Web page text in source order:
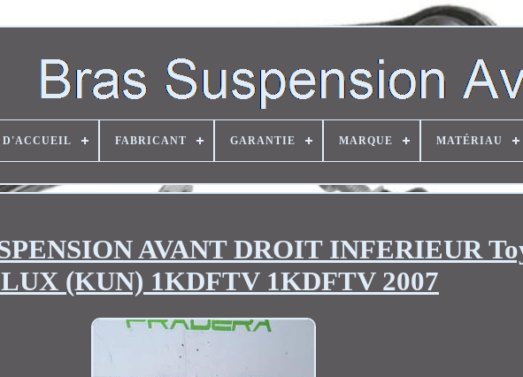
D'ACCUEIL FABRICANT GARANTIE MARQUE MATÉRIAU
AVANT DROIT INFERIEUR
(KUN) 1KDFTV 1KDFTV 2007